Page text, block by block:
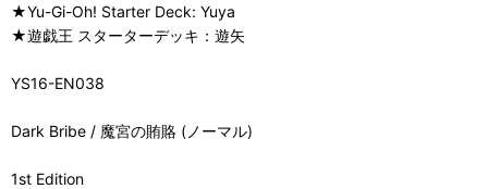
★Yu-Gi-Oh! Starter Deck: Yuya
★遊戯王 スターターデッキ：遊矢
YS16-EN038
Dark Bribe / 魔宮の賄賂 (ノーマル)
1st Edition